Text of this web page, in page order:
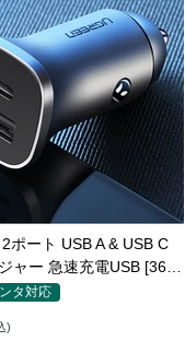
ポート USB A & USB C
ャー 急速充電USB [36W
タ対応
)